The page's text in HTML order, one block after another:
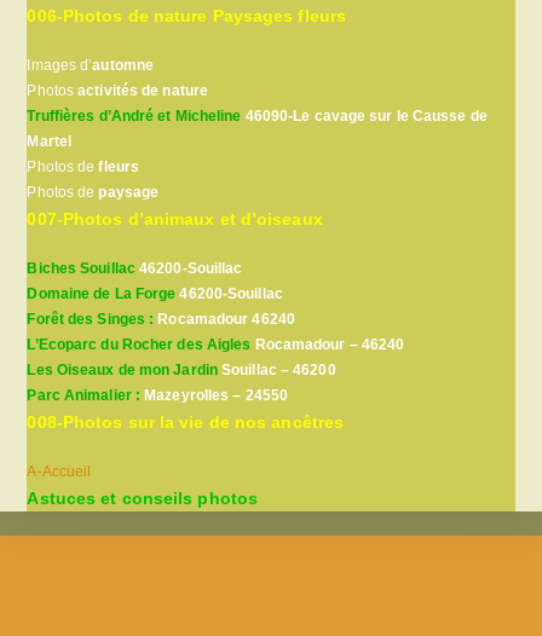
006-Photos de nature Paysages fleurs
Images d’automne
Photosactivités de nature
Truffières d’André et Micheline 46090-Le cavage sur le Causse de
Martel
Photos defleurs
Photos depaysage
007-Photos d’animaux et d’oiseaux
Biches Souillac46200-Souillac
Domaine de La Forge 46200-Souillac
Forêt des Singes : Rocamadour 46240
L’Ecoparc du Rocher des Aigles Rocamadour – 46240
Les Oiseaux de mon JardinSouillac – 46200
Parc Animalier : Mazeyrolles – 24550
008-Photos sur la vie de nos ancêtres
A-Accueil
Astuces et conseils photos